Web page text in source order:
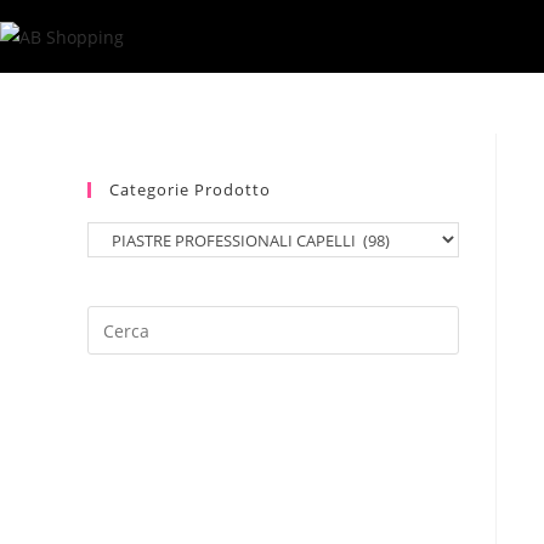
al
contenuto
Categorie Prodotto